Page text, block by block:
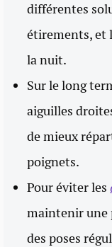
différentes
étirements, et
la nuit.
Sur le long
aiguilles
de mieux
poignets.
Pour éviter les
maintenir une
des poses